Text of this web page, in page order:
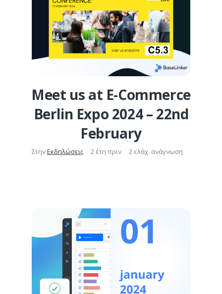
Meet us at E-Commerce
Berlin Expo 2024 – 22nd
February
ΣτηνΕκδηλώσεις 2 έτη πριν 2 ελάχ. ανάγνωση